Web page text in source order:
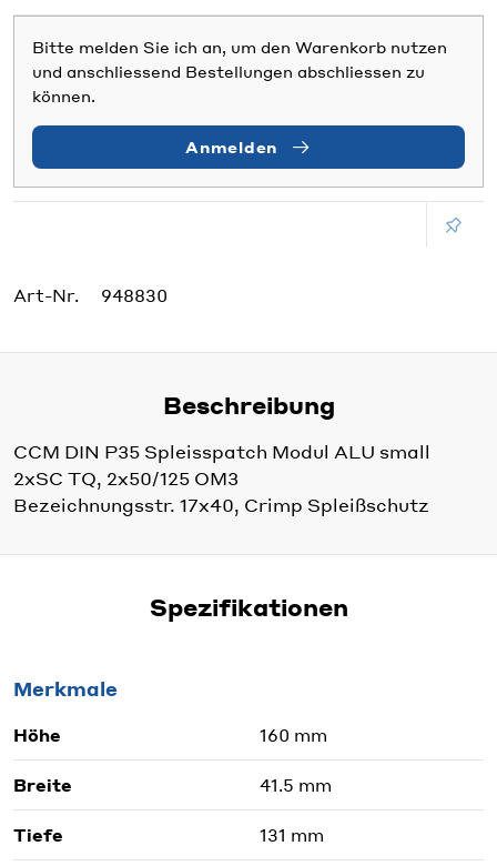
Bitte melden Sie ich an, um den Warenkorb nutzen
und anschliessend Bestellungen abschliessen zu
können.
Anmelden
Art-Nr. 948830
Beschreibung
CCM DIN P35 Spleisspatch Modul ALU small
2xSC TQ, 2x50/125 OM3
Bezeichnungsstr. 17x40, Crimp Spleißschutz
Spezifikationen
Merkmale
Höhe 160 mm
Breite 41.5 mm
Tiefe 131 mm